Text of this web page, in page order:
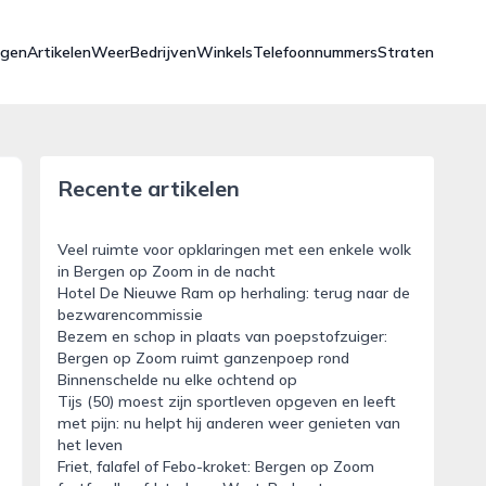
ArtikelenWeerBedrijvenWinkelsTelefoonnummersStraten
Recente artikelen
Veel ruimte voor opklaringen met een enkele wolk
in Bergen op Zoom in de nacht
Hotel De Nieuwe Ram op herhaling: terug naar de
bezwarencommissie
Bezem en schop in plaats van poepstofzuiger:
Bergen op Zoom ruimt ganzenpoep rond
Binnenschelde nu elke ochtend op
Tijs (50) moest zijn sportleven opgeven en leeft
met pijn: nu helpt hij anderen weer genieten van
het leven
Friet, falafel of Febo-kroket: Bergen op Zoom